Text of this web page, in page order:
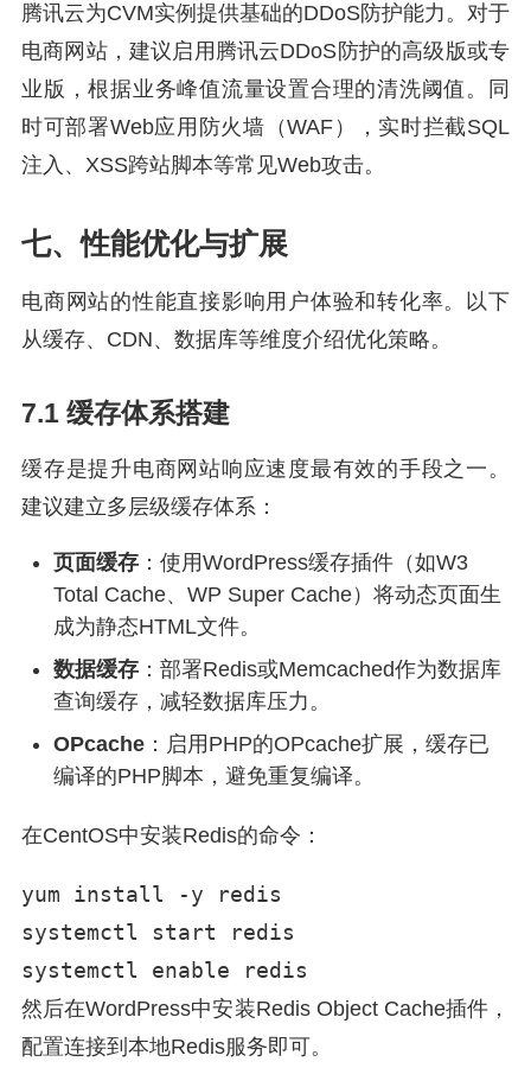
腾讯云为CVM实例提供基础的DDoS防护能力。对于
电商网站，建议启用腾讯云DDoS防护的高级版或专
业版，根据业务峰值流量设置合理的清洗阈值。同
时可部署Web应用防火墙（WAF），实时拦截SQL
注入、XSS跨站脚本等常见Web攻击。
七、性能优化与扩展
电商网站的性能直接影响用户体验和转化率。以下
从缓存、CDN、数据库等维度介绍优化策略。
7.1 缓存体系搭建
缓存是提升电商网站响应速度最有效的手段之一。
建议建立多层级缓存体系：
页面缓存 ：使用WordPress缓存插件（如W3
Total Cache、WP Super Cache）将动态页面生
成为静态HTML文件。
数据缓存 ：部署Redis或Memcached作为数据库
查询缓存，减轻数据库压力。
OPcache ：启用PHP的OPcache扩展，缓存已
编译的PHP脚本，避免重复编译。
在CentOS中安装Redis的命令：
yum install -y redis
systemctl start redis
systemctl enable redis
然后在WordPress中安装Redis Object Cache插件，
配置连接到本地Redis服务即可。